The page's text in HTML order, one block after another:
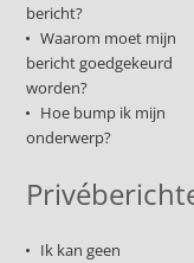
bericht?
Waarom moet mijn
bericht goedgekeurd
worden?
Hoe bump ik mijn
onderwerp?
Ik kan geen